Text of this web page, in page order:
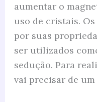
aumentar o
uso de cristais.
por suas
ser utilizados
sedução. Para
vai precisar de